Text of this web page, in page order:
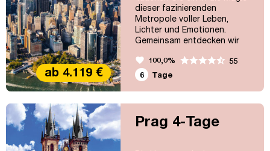
dieser fazinierenden
Metropole voller Leben,
Lichter und Emotionen.
Gemeinsam entdecken wir
Bus - vom Times Square über
den Central Park bis zur
Brooklyn Bridge und zur
Freiheitsstatue. So erleben
Sie den Herzschlag der Stadt
hautnah!
ab 4.119 €
favorite 100,0%
55
6
Tage
Prag 4-Tage